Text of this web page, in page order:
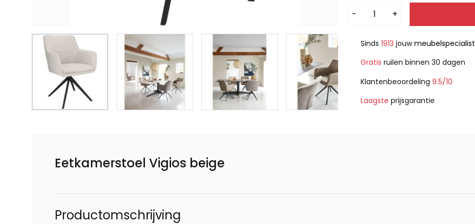
- +
Alternative:
Sinds 1913 jouwmeubelspecialist
Gratis ruilen binnen 30 dagen
Klantenbeoordeling 9.5/10
Laagste prijsgarantie
Eetkamerstoel Vigios beige
Productomschrijving